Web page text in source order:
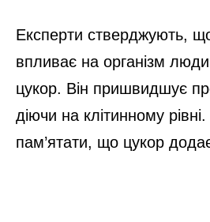
Експерти стверджують,
впливає на організм
цукор. Він пришвидшує
діючи на клітинному
пам’ятати, що цукор